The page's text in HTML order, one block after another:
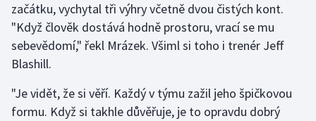
Judo
Krasobruslení
Lyže a snowboard
začátku, vychytal tři výhry včetně dvou čistých kont.
"Když člověk dostává hodně prostoru, vrací se mu
sebevědomí," řekl Mrázek. Všiml si toho i trenér Jeff
Blashill.
"Je vidět, že si věří. Každý v týmu zažil jeho špičkovou
formu. Když si takhle důvěřuje, je to opravdu dobrý